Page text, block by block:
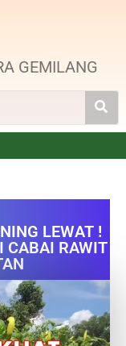
GEMILANG
LEWAT !
CABAI RAWIT